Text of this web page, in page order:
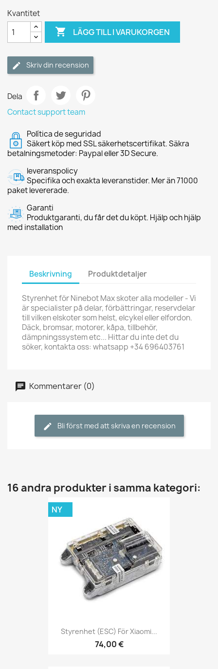
Kvantitet
 LÄGG TILL I VARUKORGEN
Skriv din recension
Dela
Contact support team
Política de seguridad
Säkert köp med SSL säkerhetscertifikat. Säkra
betalningsmetoder: Paypal eller 3D Secure.
leveranspolicy
Specifika och exakta leveranstider. Mer än 71000
paket levererade.
Garanti
Produktgaranti, du får det du köpt. Hjälp och hjälp
med installation
Beskrivning Produktdetaljer
Styrenhet för Ninebot Max skoter alla modeller - Vi
är specialister på delar, förbättringar, reservdelar
till vilken elskoter som helst, elcykel eller elfordon.
Däck, bromsar, motorer, kåpa, tillbehör,
dämpningssystem etc... Hittar du inte det du
söker, kontakta oss: whatsapp +34 696403761
Kommentarer (0)
Bli först med att skriva en recension
16 andra produkter i samma kategori:
Styrenhet (ESC) För Xiaomi...
74,00 €
NY